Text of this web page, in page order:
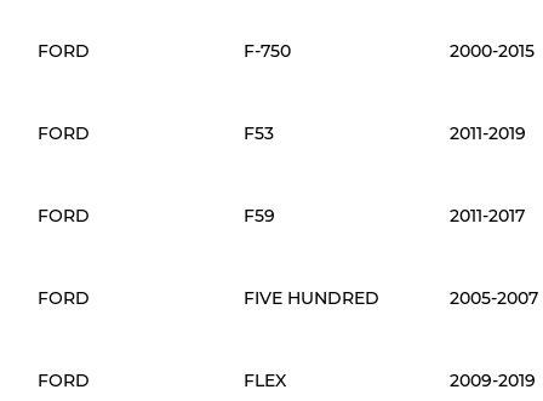
FORD F-750 2000-2015
FORD F53 2011-2019
FORD F59 2011-2017
FORD FIVE HUNDRED 2005-2007
FORD FLEX 2009-2019